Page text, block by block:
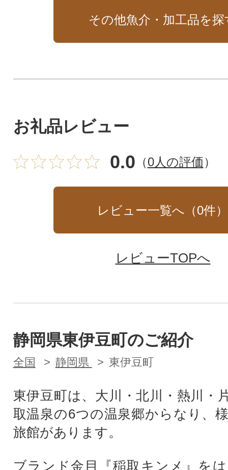
人で作っており
家製の味噌との相
その他魚介・加工品を探
お礼品レビュー
0.0 （0人の評価）
レビュー一覧へ（0件）
レビューTOPへ
静岡県東伊豆町のご紹介
全国 静岡県 東伊豆町
東伊豆町は、大川・北川・熱川・
取温泉の6つの温泉郷からなり、
旅館があります。
ブランド金目『稲取キンメ』を